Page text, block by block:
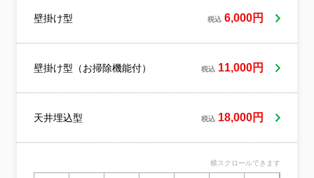
予約もお気軽にご相談ください。
壁掛け型 税込 6,000円
壁掛け型（お掃除機能付） 税込 11,000円
天井埋込型 税込 18,000円
横スクロールできます